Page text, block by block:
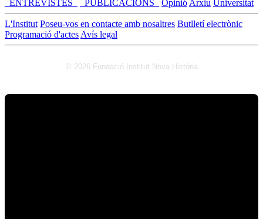
_ENTREVISTES_
_PUBLICACIONS_ Opinió Arxiu Universitat
L'Institut Poseu-vos en contacte amb nosaltres Butlletí electrònic
Programació d'actes Avís legal
© 2026 Fundació Institut Nova Història